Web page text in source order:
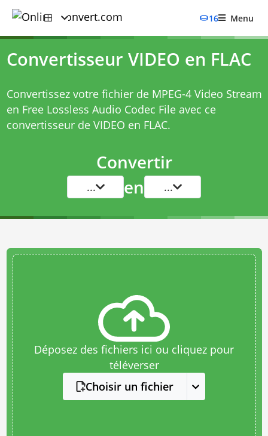
16 Menu
Convertisseur VIDEO en FLAC
Convertissez votre fichier de MPEG-4 Video Stream
en Free Lossless Audio Codec File avec ce
convertisseur de VIDEO en FLAC.
Convertir
... en ...
Déposez des fichiers ici ou cliquez pour
téléverser
Choisir un fichier